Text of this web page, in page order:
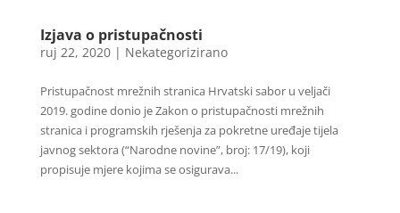
Izjava o pristupačnosti
ruj 22, 2020| Nekategorizirano
Pristupačnost mrežnih stranica Hrvatski sabor u veljači
2019. godine donio je Zakon o pristupačnosti mrežnih
stranica i programskih rješenja za pokretne uređaje tijela
javnog sektora (“Narodne novine”, broj: 17/19), koji
propisuje mjere kojima se osigurava...